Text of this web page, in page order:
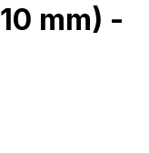
mm) -